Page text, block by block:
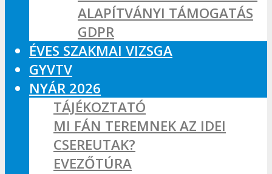
ALAPÍTVÁNYI TÁMOGATÁS
GDPR
ÉVES SZAKMAI VIZSGA
GYVTV
NYÁR 2026
TÁJÉKOZTATÓ
MI FÁN TEREMNEK AZ IDEI
CSEREUTAK?
EVEZŐTÚRA